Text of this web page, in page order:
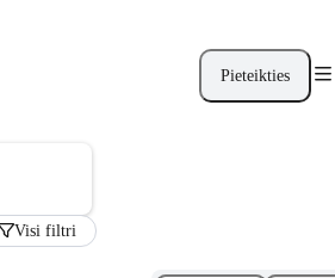
Pieteikties
Visi filtri